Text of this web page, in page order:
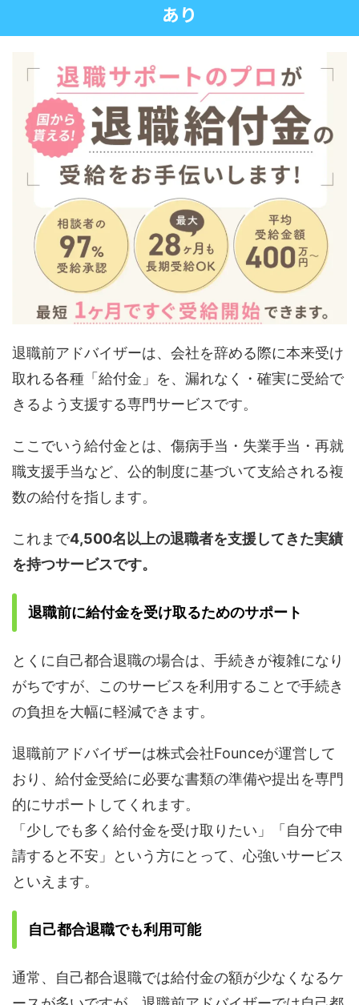
あり
退職前アドバイザーは、会社を辞める際に本来受け
取れる各種「給付金」を、漏れなく・確実に受給で
きるよう支援する専門サービスです。
ここでいう給付金とは、傷病手当・失業手当・再就
職支援手当など、公的制度に基づいて支給される複
数の給付を指します。
これまで4,500名以上の退職者を支援してきた実績
を持つサービスです。
退職前に給付金を受け取るためのサポート
とくに自己都合退職の場合は、手続きが複雑になり
がちですが、このサービスを利用することで手続き
の負担を大幅に軽減できます。
退職前アドバイザーは株式会社Founceが運営して
おり、給付金受給に必要な書類の準備や提出を専門
的にサポートしてくれます。
「少しでも多く給付金を受け取りたい」「自分で申
請すると不安」という方にとって、心強いサービス
といえます。
自己都合退職でも利用可能
通常、自己都合退職では給付金の額が少なくなるケ